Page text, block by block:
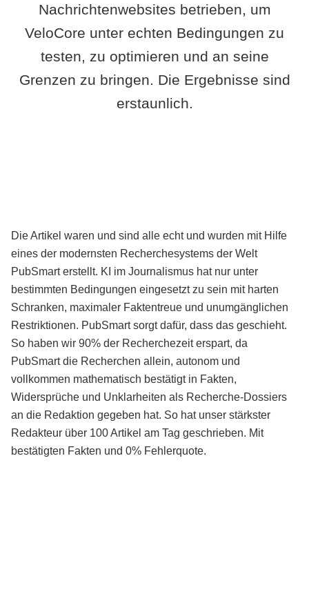
Nachrichtenwebsites betrieben, um
VeloCore unter echten Bedingungen zu
testen, zu optimieren und an seine
Grenzen zu bringen. Die Ergebnisse sind
erstaunlich.
Die Artikel waren und sind alle echt und wurden mit Hilfe
eines der modernsten Recherchesystems der Welt
PubSmart erstellt. KI im Journalismus hat nur unter
bestimmten Bedingungen eingesetzt zu sein mit harten
Schranken, maximaler Faktentreue und unumgänglichen
Restriktionen. PubSmart sorgt dafür, dass das geschieht.
So haben wir 90% der Recherchezeit erspart, da
PubSmart die Recherchen allein, autonom und
vollkommen mathematisch bestätigt in Fakten,
Widersprüche und Unklarheiten als Recherche-Dossiers
an die Redaktion gegeben hat. So hat unser stärkster
Redakteur über 100 Artikel am Tag geschrieben. Mit
bestätigten Fakten und 0% Fehlerquote.